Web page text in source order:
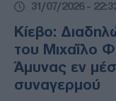
31/07/2026 -
Κίεβο:
του Μιχαΐλο
Άμυνας εν
συναγερμού